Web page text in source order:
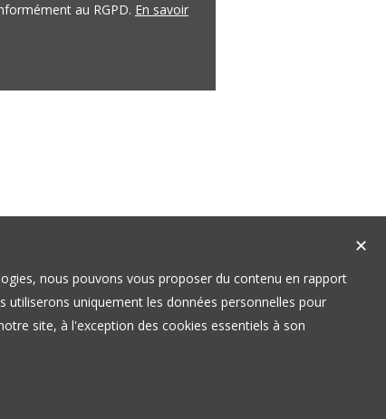
au RGPD. En savoir
✕
nous pouvons vous proposer du contenu en rapport
uniquement les données personnelles pour
site, à l'exception des cookies essentiels à son